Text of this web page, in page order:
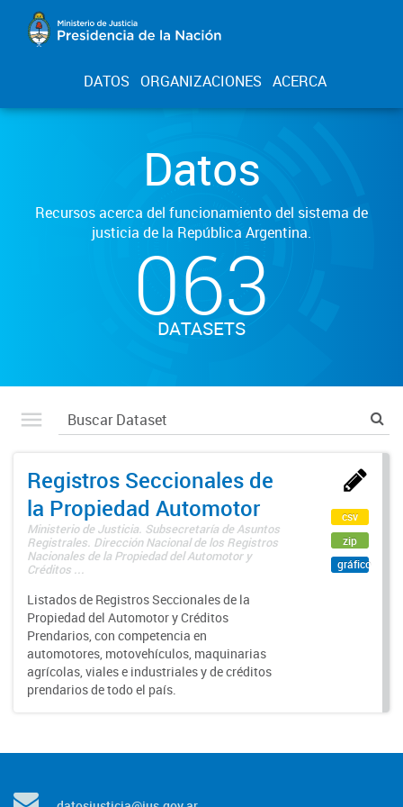
DATOS ORGANIZACIONES ACERCA
Datos
Recursos acerca del funcionamiento del sistema de
justicia de la República Argentina.
063
DATASETS
Registros Seccionales de
la Propiedad Automotor
Ministerio de Justicia. Subsecretaría de Asuntos
Registrales. Dirección Nacional de los Registros
Nacionales de la Propiedad del Automotor y
Créditos ...
Listados de Registros Seccionales de la
Propiedad del Automotor y Créditos
Prendarios, con competencia en
automotores, motovehículos, maquinarias
agrícolas, viales e industriales y de créditos
prendarios de todo el país.
csv
zip
gráfico